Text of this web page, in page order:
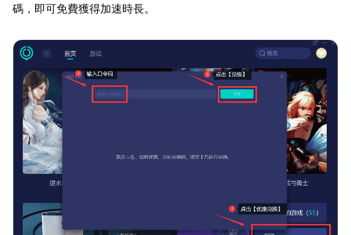
碼，即可免費獲得加速時長。